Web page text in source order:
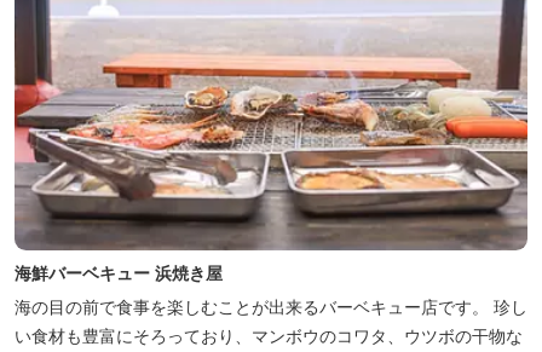
海鮮バーベキュー 浜焼き屋
海の目の前で食事を楽しむことが出来るバーベキュー店です。 珍し
い食材も豊富にそろっており、マンボウのコワタ、ウツボの干物な